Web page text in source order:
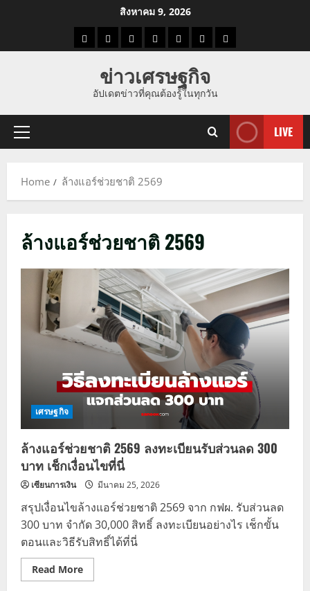
สิงหาคม 9, 2026
ราคาแนว
ราคา
ทอง
ข่าว
นี้
ข่าว
ดูด
ที่
ผู้ชาย
ข่าวเศรษฐกิจ
อัปเดตข่าวที่คุณต้องรู้ในทุกวัน
Primary
LIVE
Home ล้างแอร์ช่วยชาติ 2569
ล้างแอร์ช่วยชาติ 2569
เศรษฐกิจ
ล้างแอร์ช่วยชาติ 2569 ลงทะเบียนรับส่วนลด 300
บาท เช็กเงื่อนไขที่นี่
เซียนการเงิน มีนาคม 25, 2026
สรุปเงื่อนไขล้างแอร์ช่วยชาติ 2569 จาก กฟผ. รับส่วนลด
300 บาท จำกัด 30,000 สิทธิ์ ลงทะเบียนอย่างไร เช็กขั้น
ตอนและวิธีรับสิทธิ์ได้ที่นี่
Read MoreRead
more